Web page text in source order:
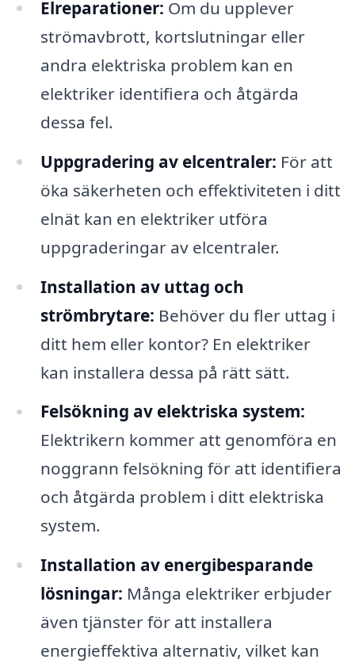
Elreparationer: Om du upplever
strömavbrott, kortslutningar eller
andra elektriska problem kan en
elektriker identifiera och åtgärda
dessa fel.
Uppgradering av elcentraler: För att
öka säkerheten och effektiviteten i ditt
elnät kan en elektriker utföra
uppgraderingar av elcentraler.
Installation av uttag och
strömbrytare: Behöver du fler uttag i
ditt hem eller kontor? En elektriker
kan installera dessa på rätt sätt.
Felsökning av elektriska system:
Elektrikern kommer att genomföra en
noggrann felsökning för att identifiera
och åtgärda problem i ditt elektriska
system.
Installation av energibesparande
lösningar: Många elektriker erbjuder
även tjänster för att installera
energieffektiva alternativ, vilket kan